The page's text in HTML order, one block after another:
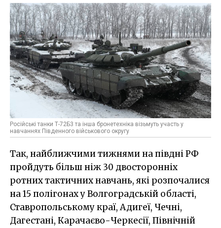
Російські танки Т-72Б3 та інша бронетехніка візьмуть участь у
навчаннях Південного військового округу
Так, найближчими тижнями на півдні РФ
пройдуть більш ніж 30 двосторонніх
ротних тактичних навчань, які розпочалися
на 15 полігонах у Волгоградській області,
Ставропольському краї, Адигеї, Чечні,
Дагестані, Карачаєво-Черкесії, Північній